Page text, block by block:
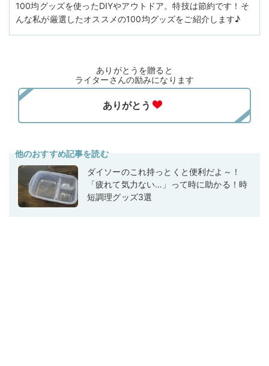
100均グッズを使ったDIYやアウトドア。特技は節約です！そ
んな私が厳選したオススメの100均グッズをご紹介します♪
ありがとうを贈ると
ライターさんの励みになります
他のおすすめ記事を読む
ダイソーのこれ持っとくと便利だよ～！
「疲れて気力ない…」って時に助かる！時
短調理グッズ3選